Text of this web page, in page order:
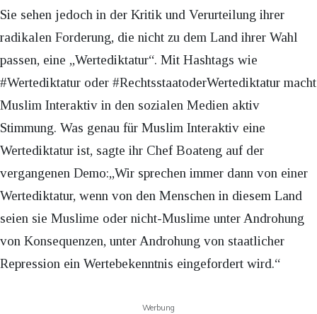
Sie sehen jedoch in der Kritik und Verurteilung ihrer
radikalen Forderung, die nicht zu dem Land ihrer Wahl
passen, eine „Wertediktatur“. Mit Hashtags wie
#Wertediktatur oder #RechtsstaatoderWertediktatur macht
Muslim Interaktiv in den sozialen Medien aktiv
Stimmung. Was genau für Muslim Interaktiv eine
Wertediktatur ist, sagte ihr Chef Boateng auf der
vergangenen Demo:„Wir sprechen immer dann von einer
Wertediktatur, wenn von den Menschen in diesem Land
seien sie Muslime oder nicht-Muslime unter Androhung
von Konsequenzen, unter Androhung von staatlicher
Repression ein Wertebekenntnis eingefordert wird.“
Werbung